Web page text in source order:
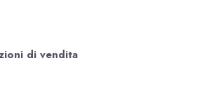
di vendita